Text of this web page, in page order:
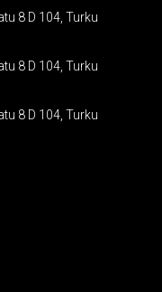
8 D 104, Turku
8 D 104, Turku
8 D 104, Turku